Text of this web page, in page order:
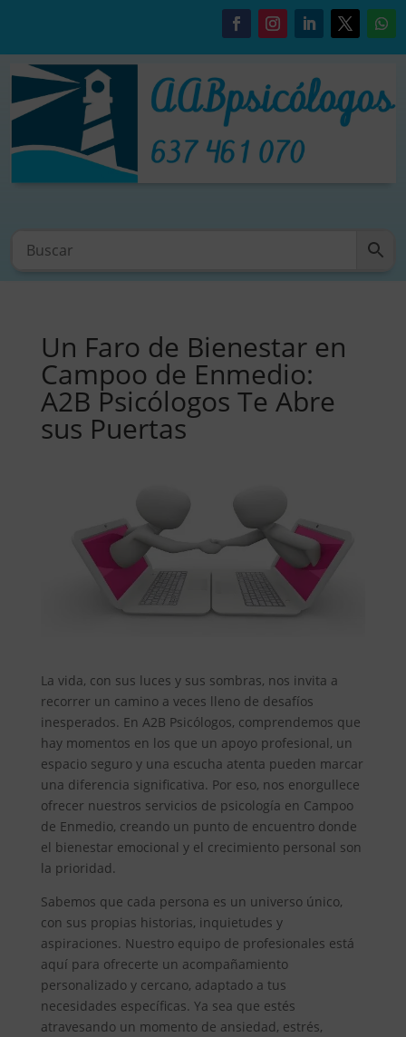
Un Faro de Bienestar en
Campoo de Enmedio:
A2B Psicólogos Te Abre
sus Puertas
La vida, con sus luces y sus sombras, nos invita a
recorrer un camino a veces lleno de desafíos
inesperados. En A2B Psicólogos, comprendemos que
hay momentos en los que un apoyo profesional, un
espacio seguro y una escucha atenta pueden marcar
una diferencia significativa. Por eso, nos enorgullece
ofrecer nuestros servicios de psicología en Campoo
de Enmedio, creando un punto de encuentro donde
el bienestar emocional y el crecimiento personal son
la prioridad.
Sabemos que cada persona es un universo único,
con sus propias historias, inquietudes y
aspiraciones. Nuestro equipo de profesionales está
aquí para ofrecerte un acompañamiento
personalizado y cercano, adaptado a tus
necesidades específicas. Ya sea que estés
atravesando un momento de ansiedad, estrés,